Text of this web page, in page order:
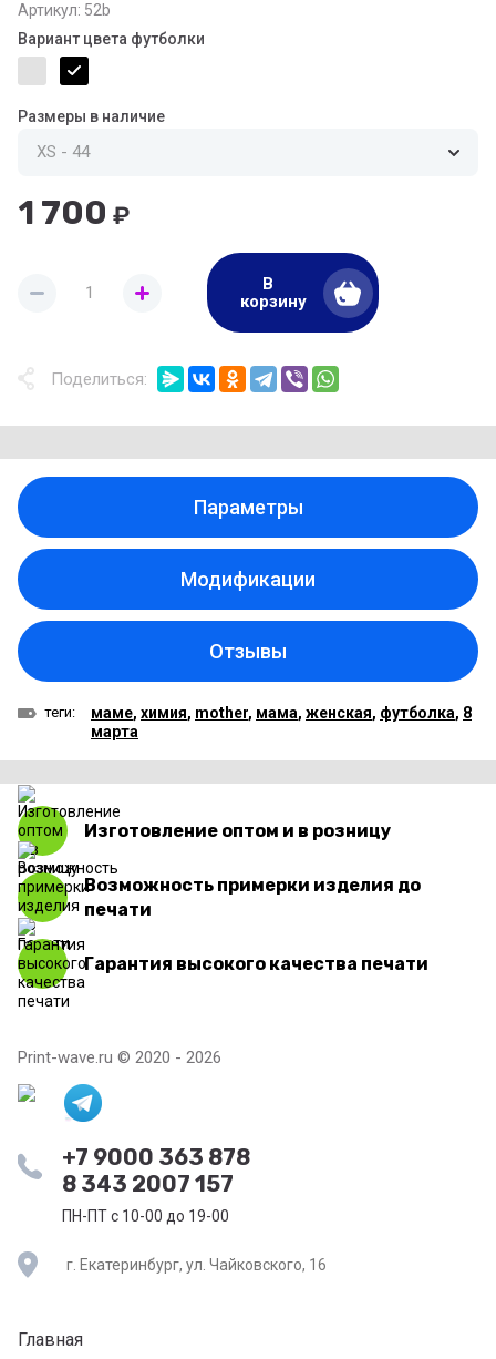
Артикул: 52b
Вариант цвета футболки
Размеры в наличие
1 700 ₽
В
корзину
Поделиться:
Параметры
Модификации
Отзывы
теги: маме, химия, mother, мама, женская, футболка, 8
марта
Изготовление оптом и в розницу
Возможность примерки изделия до
печати
Гарантия высокого качества печати
Print-wave.ru © 2020 - 2026
+7 9000 363 878
8 343 2007 157
ПН-ПТ с 10-00 до 19-00
г. Екатеринбург, ул. Чайковского, 16
Главная